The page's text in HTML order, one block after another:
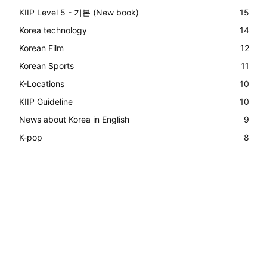
KIIP Level 5 - 기본 (New book)
15
Korea technology
14
Korean Film
12
Korean Sports
11
K-Locations
10
KIIP Guideline
10
News about Korea in English
9
K-pop
8